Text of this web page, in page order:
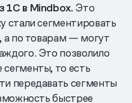
1С в Mindbox. Это
стали сегментировать
а по товарам — могут
Это позволило
то есть
передавать сегменты
быстрее